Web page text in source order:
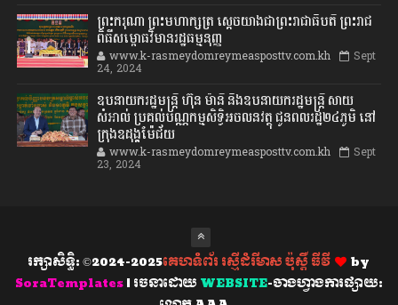
ព្រះករុណា ព្រះមហាក្សត្រ ស្តេចយាងជាព្រះរាជាធិបតី ព្រះរាជ
ពិធីសម្ពោធវិមានរដ្ឋធម្មនុញ្ញ
www.k-rasmeydomreymeasposttv.com.kh Sept
24, 2024
ឧបនាយករដ្ឋមន្ដ្រី ហ៊ុន ម៉ានី និងឧបនាយករដ្ឋមន្ដ្រី សាយ
សំអាល់ ប្រគល់បណ្ណកម្មសិទ្ធិអចលនវត្ថុ ជូនពលរដ្ឋ២៤ភូមិ នៅ
ក្រុងឧដុង្គម៉ែជ័យ
www.k-rasmeydomreymeasposttv.com.kh Sept
23, 2024
រក្សាសិទ្ធិ: ©2024-2025គេហទំព័រ រស្មីដំរីមាស ប៉ុស្តិ៍ ធីវី
by
SoraTemplates| រចនាដោយ WEBSITE-ចាងហ្វាងការផ្សាយ: